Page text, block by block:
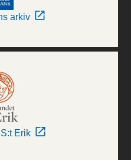
arkiv
Erik